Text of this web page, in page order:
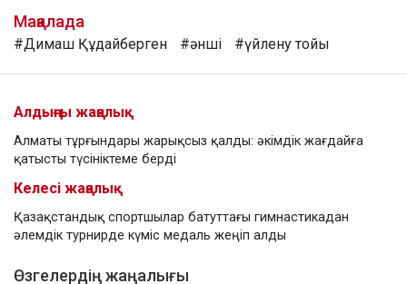
Мақалада
#Димаш Құдайберген #әнші #үйлену тойы
Алдыңғы жаңалық
Алматы тұрғындары жарықсыз қалды: әкімдік жағдайға
қатысты түсініктеме берді
Келесі жаңалық
Қазақстандық спортшылар батуттағы гимнастикадан
әлемдік турнирде күміс медаль жеңіп алды